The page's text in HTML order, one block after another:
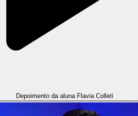
Depoimento da aluna Flavia Colleti